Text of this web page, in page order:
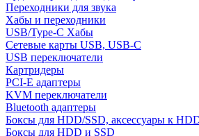
Переходники для звука
Хабы и переходники
USB/Type-C Хабы
Сетевые карты USB, USB-C
USB переключатели
Картридеры
PCI-E адаптеры
KVM переключатели
Bluetooth адаптеры
Боксы для HDD/SSD, аксессуары к
Боксы для HDD и SSD